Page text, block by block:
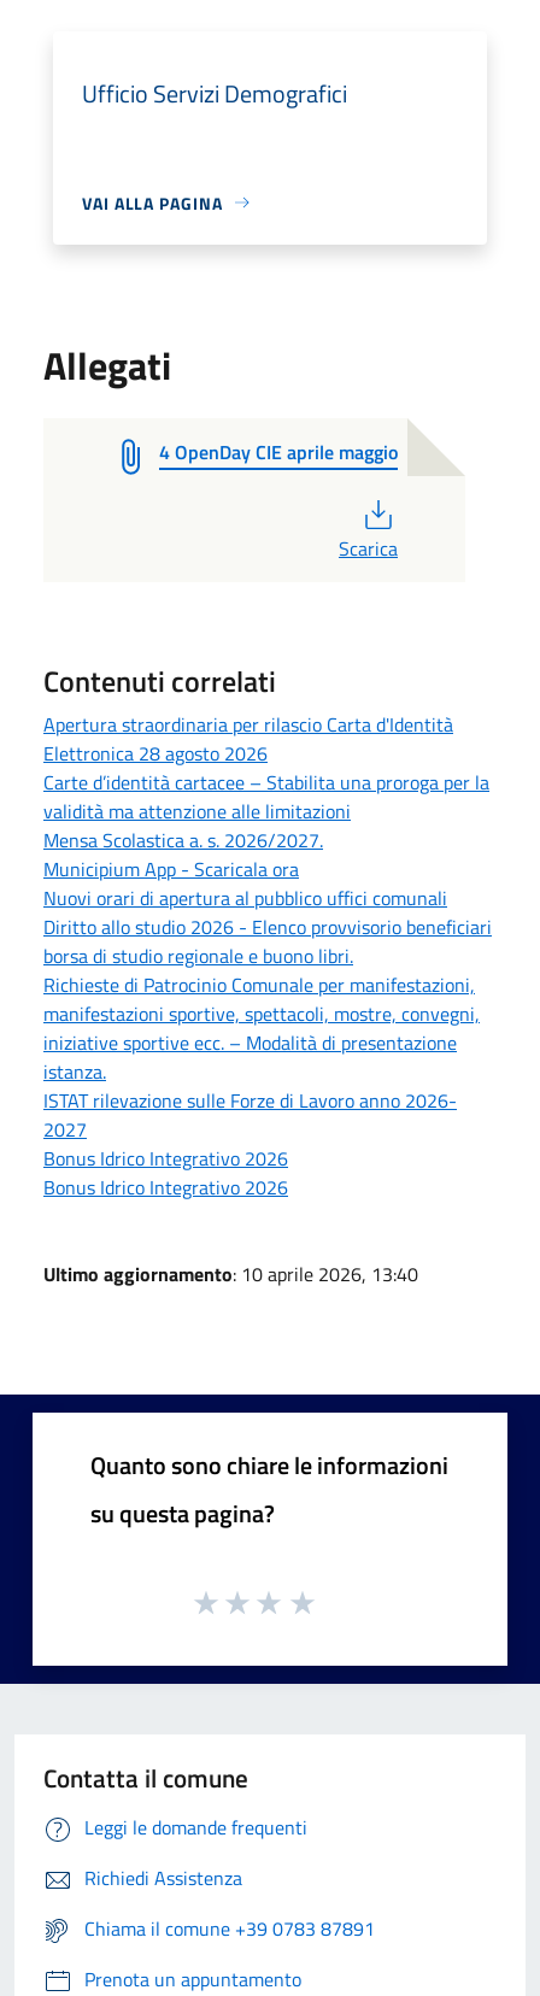
Ufficio Servizi Demografici
VAI ALLA PAGINA
Allegati
4 OpenDay CIE aprile maggio
Scarica
Contenuti correlati
Apertura straordinaria per rilascio Carta d'Identità
Elettronica 28 agosto 2026
Carte d’identità cartacee – Stabilita una proroga per la
validità ma attenzione alle limitazioni
Mensa Scolastica a. s. 2026/2027.
Municipium App - Scaricala ora
Nuovi orari di apertura al pubblico uffici comunali
Diritto allo studio 2026 - Elenco provvisorio beneficiari
borsa di studio regionale e buono libri.
Richieste di Patrocinio Comunale per manifestazioni,
manifestazioni sportive, spettacoli, mostre, convegni,
iniziative sportive ecc. – Modalità di presentazione
istanza.
ISTAT rilevazione sulle Forze di Lavoro anno 2026-
2027
Bonus Idrico Integrativo 2026
Bonus Idrico Integrativo 2026
Ultimo aggiornamento: 10 aprile 2026, 13:40
Quanto sono chiare le informazioni
su questa pagina?
Contatta il comune
Leggi le domande frequenti
Richiedi Assistenza
Chiama il comune +39 0783 87891
Prenota un appuntamento